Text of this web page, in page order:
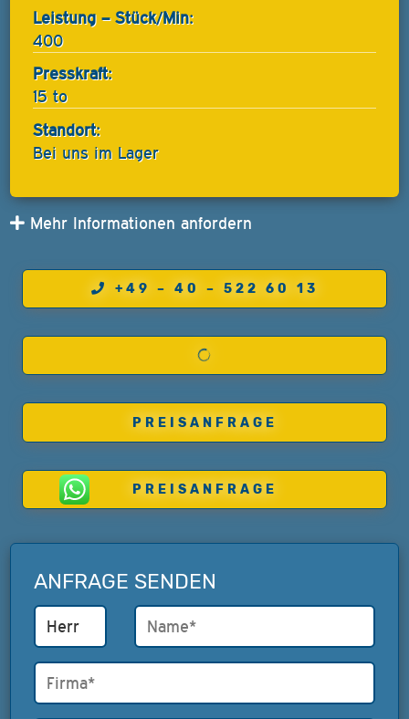
Leistung – Stück/Min:
400
Presskraft:
15 to
Standort:
Bei uns im Lager
Mehr Informationen anfordern
+49 – 40 – 522 60 13
PREISANFRAGE
PREISANFRAGE
ANFRAGE SENDEN